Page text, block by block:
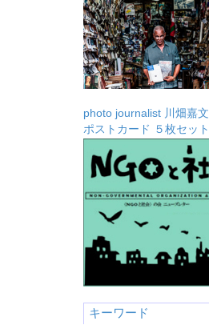
photo journalist 川畑嘉文
ポストカード ５枚セット
キーワード